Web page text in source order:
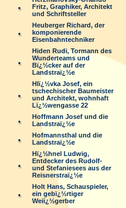
Fritz, Graphiker, Architekt
und Schriftsteller
Heuberger Richard, der
komponierende
Eisenbahntechniker
Hiden Rudi, Tormann des
Wunderteams und
Bï¿½cker auf der
Landstraï¿½e
Hlï¿½vka Josef, ein
tschechischer Baumeister
und Architekt, wohnhaft
Lï¿½wengasse 22
Hoffmann Josef und die
Landstraï¿½e
Hofmannsthal und die
Landstraï¿½e
Hï¿½hnel Ludwig,
Entdecker des Rudolf-
und Stefaniesees aus der
Reisnerstraï¿½e
Holt Hans, Schauspieler,
ein gebï¿½rtiger
Weiï¿½gerber